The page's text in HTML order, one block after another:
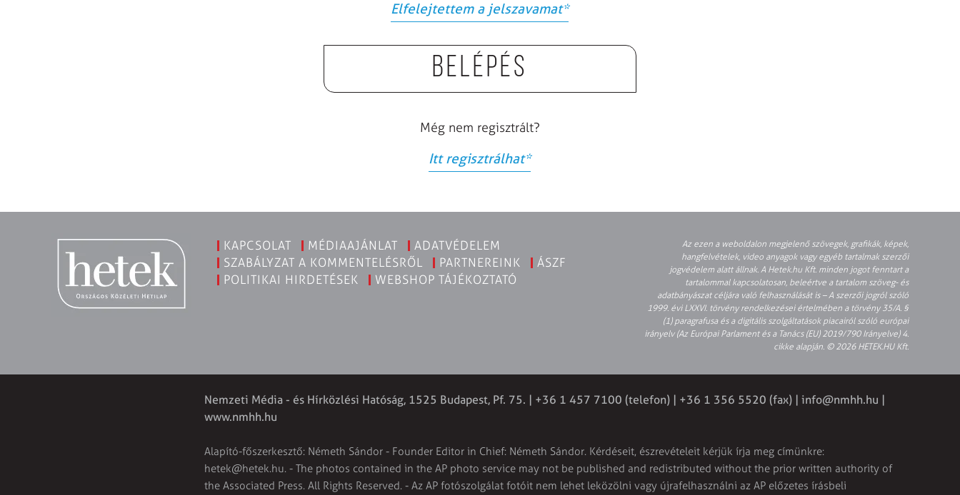
Elfelejtettem a jelszavamat*
Belépés
Még nem regisztrált?
Itt regisztrálhat*
KAPCSOLAT MÉDIAAJÁNLAT
ADATVÉDELEM
SZABÁLYZAT A KOMMENTELÉSRŐL
PARTNEREINK
ÁSZF
POLITIKAI HIRDETÉSEK
WEBSHOP TÁJÉKOZTATÓ
Az ezen a weboldalon megjelenő szövegek, grafikák, képek,
hangfelvételek, video anyagok vagy egyéb tartalmak szerzői
jogvédelem alatt állnak. A Hetek.hu Kft. minden jogot fenntart a
tartalommal kapcsolatosan, beleértve a tartalom szöveg- és
adatbányászat céljára való felhasználását is – A szerzői jogról szóló
1999. évi LXXVI. törvény rendelkezései értelmében a törvény 35/A. §
(1) paragrafusa és a digitális szolgáltatások piacairól szóló európai
irányelv (Az Európai Parlament és a Tanács (EU) 2019/790 Irányelve) 4.
cikke alapján. © 2026 HETEK.HU Kft.
Nemzeti Média - és Hírközlési Hatóság, 1525 Budapest, Pf. 75. | +36 1 457 7100 (telefon) | +36 1 356 5520 (fax) | info@nmhh.hu |
www.nmhh.hu
Alapító-főszerkesztő: Németh Sándor - Founder Editor in Chief: Németh Sándor. Kérdéseit, észrevételeit kérjük írja meg címünkre:
hetek@hetek.hu. - The photos contained in the AP photo service may not be published and redistributed without the prior written authority of
the Associated Press. All Rights Reserved. - Az AP fotószolgálat fotóit nem lehet leközölni vagy újrafelhasználni az AP előzetes írásbeli